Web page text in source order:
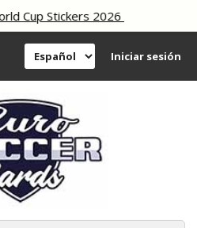
Stickers 2026
Iniciar sesión